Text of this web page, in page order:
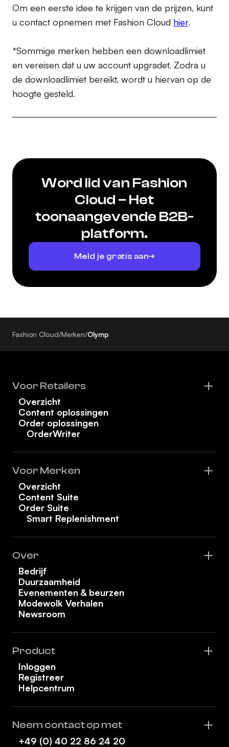
Om een eerste idee te krijgen van de prijzen, kunt
u contact opnemen met Fashion Cloud hier.
*Sommige merken hebben een downloadlimiet
en vereisen dat u uw account upgradet. Zodra u
de downloadlimiet bereikt, wordt u hiervan op de
hoogte gesteld.
Word lid van Fashion
Cloud – Het
toonaangevende B2B-
platform.
Meld je gratis aan
Fashion Cloud/Merken/Olymp
Voor Retailers
Overzicht
Content oplossingen
Order oplossingen
OrderWriter
Voor Merken
Overzicht
Content Suite
Order Suite
Smart Replenishment
Over
Bedrijf
Duurzaamheid
Evenementen & beurzen
Modewolk Verhalen
Newsroom
Product
Inloggen
Registreer
Helpcentrum
Neem contact op met
+49 (0) 40 22 86 24 20